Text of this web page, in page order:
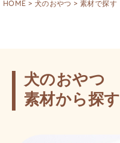
HOME 犬のおやつ 素材で探す
犬のおやつ
素材から探す